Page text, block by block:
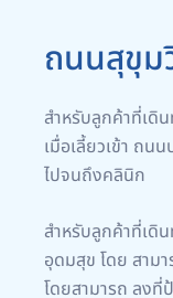
ถนนสุขุม
สำหรับลูกค้าที่เดิ
เมื่อเลี้ยวเข้า ถน
ไปจนถึงคลินิก
สำหรับลูกค้าที่เดิ
อุดมสุข โดย สาม
โดยสามารถ ลงที่